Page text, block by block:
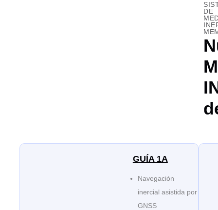
DE
GUÍA 1A
Navegación
inercial asistida por
GNSS